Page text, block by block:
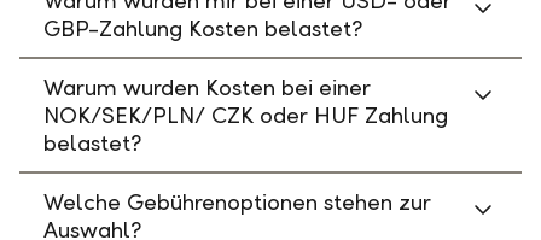
GBP-Zahlung Kosten belastet?
Warum wurden Kosten bei einer
NOK/SEK/PLN/ CZK oder HUF Zahlung
belastet?
Welche Gebührenoptionen stehen zur
Auswahl?